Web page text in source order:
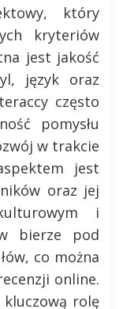
który
kryteriów
jest jakość
język oraz
często
pomysłu
w trakcie
jest
oraz jej
i
bierze pod
co można
online.
rolę